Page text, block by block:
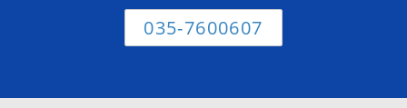
035-7600607